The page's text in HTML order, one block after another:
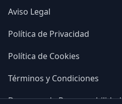
Aviso Legal
Política de Privacidad
Política de Cookies
Términos y Condiciones
Descargo de Responsabilidad